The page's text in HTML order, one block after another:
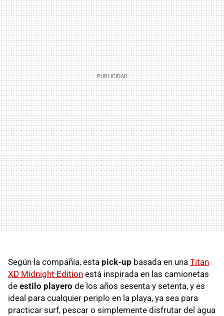
Según la compañía, esta pick-up basada en una Titan
XD Midnight Edition está inspirada en las camionetas
de estilo playero de los años sesenta y setenta, y es
ideal para cualquier periplo en la playa, ya sea para
practicar surf, pescar o simplemente disfrutar del agua